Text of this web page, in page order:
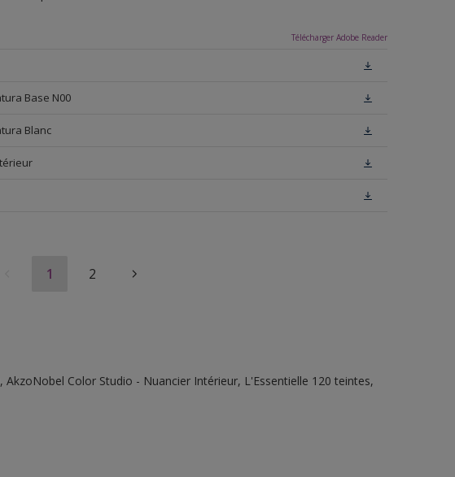
Télécharger Adobe Reader
Base N00
Blanc
1 2
AkzoNobel Color Studio - Nuancier Intérieur, L'Essentielle 120 teintes,